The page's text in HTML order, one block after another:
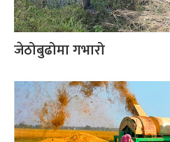
जेठोबुढोमा गभारो